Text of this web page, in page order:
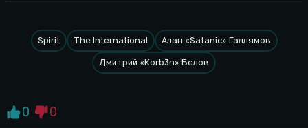
Spirit The International
Алан «Satanic» Галлямов
Дмитрий «Korb3n» Белов
0 0